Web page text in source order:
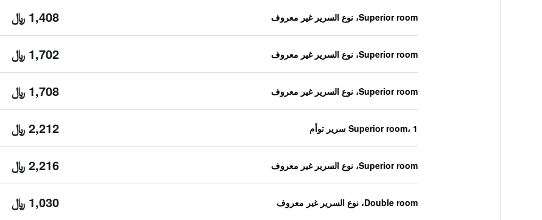
Superior room، نوع السرير غير معروف 1,408 ﷼
Superior room، نوع السرير غير معروف 1,702 ﷼
Superior room، نوع السرير غير معروف 1,708 ﷼
Superior room، 1 سرير توأم 2,212 ﷼
Superior room، نوع السرير غير معروف 2,216 ﷼
Double room، نوع السرير غير معروف 1,030 ﷼